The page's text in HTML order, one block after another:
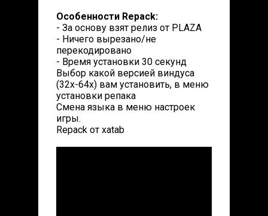
Особенности Repack:
- За основу взят релиз от PLAZA
- Ничего вырезано/не
перекодировано
- Время установки 30 секунд
Выбор какой версией виндуса
(32х-64х) вам установить, в меню
установки репака
Смена языка в меню настроек
игры.
Repack от xatab